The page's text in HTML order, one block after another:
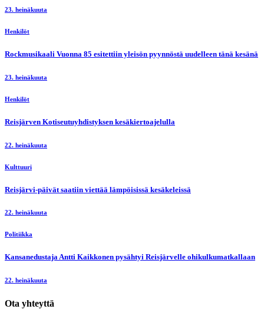
23. heinäkuuta
Henkilöt
Rockmusikaali Vuonna 85 esitettiin yleisön pyynnöstä uudelleen tänä kesänä
23. heinäkuuta
Henkilöt
Reisjärven Kotiseutuyhdistyksen kesäkiertoajelulla
22. heinäkuuta
Kulttuuri
Reisjärvi-päivät saatiin viettää lämpöisissä kesäkeleissä
22. heinäkuuta
Politiikka
Kansanedustaja Antti Kaikkonen pysähtyi Reisjärvelle ohikulkumatkallaan
22. heinäkuuta
Ota yhteyttä